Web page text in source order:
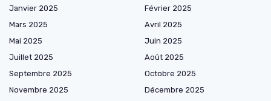
Janvier 2025
Février 2025
Mars 2025
Avril 2025
Mai 2025
Juin 2025
Juillet 2025
Août 2025
Septembre 2025
Octobre 2025
Novembre 2025
Décembre 2025